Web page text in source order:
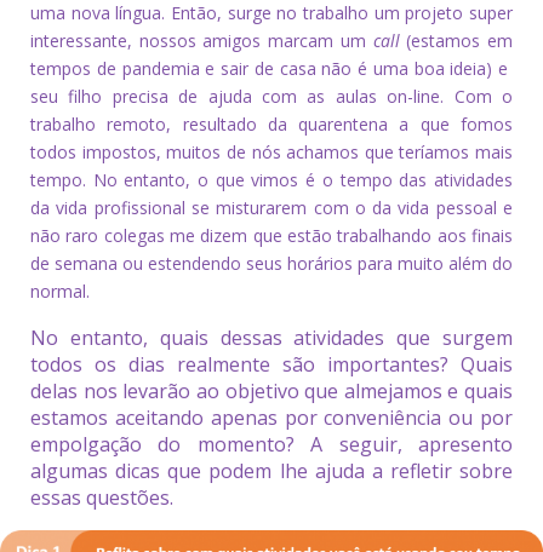
uma nova língua. Então, surge no trabalho um projeto super
interessante, nossos amigos marcam um call(estamos em
tempos de pandemia e sair de casa não é uma boa ideia) e
seu filho precisa de ajuda com as aulas on-line. Com o
trabalho remoto, resultado da quarentena a que fomos
todos impostos, muitos de nós achamos que teríamos mais
tempo. No entanto, o que vimos é o tempo das atividades
da vida profissional se misturarem com o da vida pessoal e
não raro colegas me dizem que estão trabalhando aos finais
de semana ou estendendo seus horários para muito além do
normal.
No entanto, quais dessas atividades que surgem
todos os dias realmente são importantes? Quais
delas nos levarão ao objetivo que almejamos e quais
estamos aceitando apenas por conveniência ou por
empolgação do momento? A seguir, apresento
algumas dicas que podem lhe ajuda a refletir sobre
essas questões.